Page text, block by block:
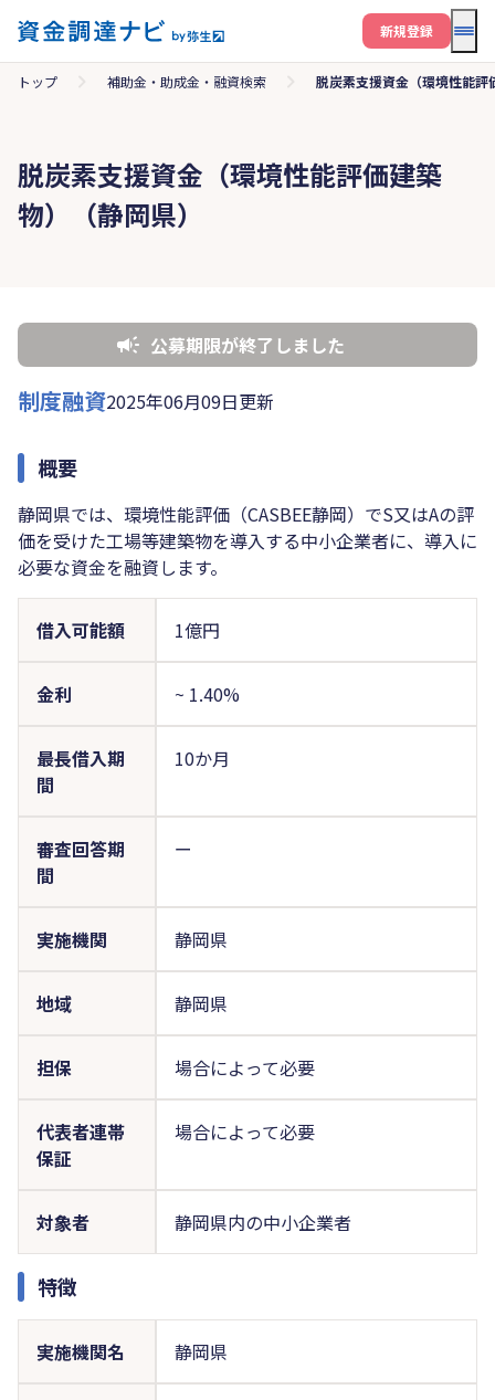
メ
新規登録
トップ 補助金・助成金・融資検索 脱炭素支援資金（環境性能評
脱炭素支援資金（環境性能評価建築
物）（静岡県）
公募期限が終了しました
制度融資2025年06月09日更新
概要
静岡県では、環境性能評価（CASBEE静岡）でS又はAの評
価を受けた工場等建築物を導入する中小企業者に、導入に
必要な資金を融資します。
借入可能額 1億円
金利 ~ 1.40%
最長借入期
間
10か月
審査回答期
間
ー
実施機関 静岡県
地域 静岡県
担保 場合によって必要
代表者連帯
保証
場合によって必要
対象者 静岡県内の中小企業者
特徴
実施機関名 静岡県